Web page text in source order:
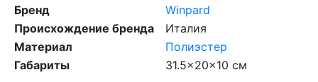
Бренд
Winpard
Происхождение бренда
Италия
Материал
Полиэстер
Габариты
31.5x20x10 см